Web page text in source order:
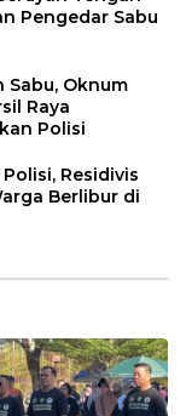
Pengedar Sabu
Sabu, Oknum
Raya
Polisi
Residivis
Berlibur di